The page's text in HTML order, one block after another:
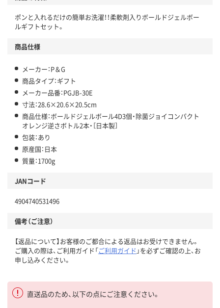
ポンと入れるだけの簡単お洗濯！！柔軟剤入りボールドジェルボー
ルギフトセット。
商品仕様
メーカー：P＆G
商品タイプ：ギフト
メーカー品番：PGJB-30E
寸法：28.6×20.6×20.5cm
商品仕様：ボールドジェルボール4D3個・除菌ジョイコンパクト
オレンジ逆さボトル2本・［日本製］
包装：あり
原産国：日本
質量：1700g
JANコード
4904740531496
備考（ご注意）
【返品について】お客様のご都合による返品はお受けできません。
ご購入の際は、ご利用ガイド「ご利用ガイド 」を必ずご確認の上、お
申し込みください。
直送品のため、以下の点にご注意ください。